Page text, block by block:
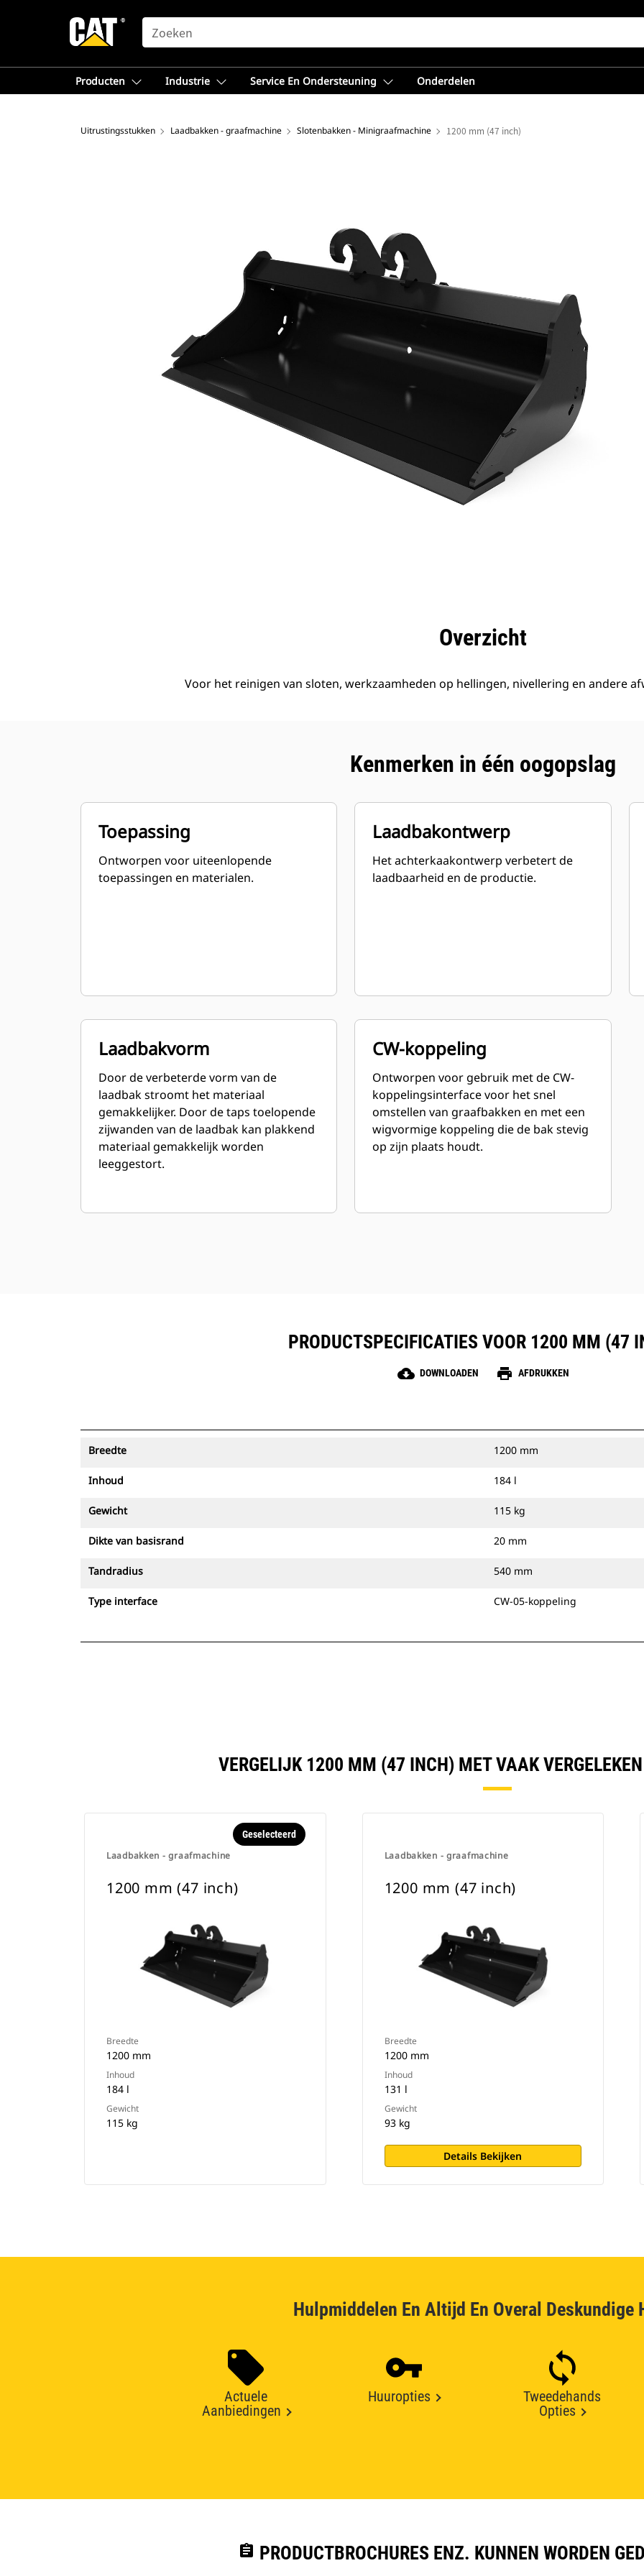
SEARCH
Producten Industrie Service En Ondersteuning Onderdelen
Uitrustingsstukken Laadbakken - graafmachine Slotenbakken - Minigraafmachine 1200 mm (47 inch)
Overzicht
Voor het reinigen van sloten, werkzaamheden op hellingen, nivellering en andere
Kenmerken in één oogopslag
Toepassing
Ontworpen voor uiteenlopende
toepassingen en materialen.
Laadbakontwerp
Het achterkaakontwerp verbetert de
laadbaarheid en de productie.
Laadbakvorm
Door de verbeterde vorm van de
laadbak stroomt het materiaal
gemakkelijker. Door de taps toelopende
zijwanden van de laadbak kan plakkend
materiaal gemakkelijk worden
leeggestort.
CW-koppeling
Ontworpen voor gebruik met de CW-
koppelingsinterface voor het snel
omstellen van graafbakken en met een
wigvormige koppeling die de bak stevig
op zijn plaats houdt.
PRODUCTSPECIFICATIES VOOR 1200 MM (47
cloud_download DOWNLOADEN print AFDRUKKEN
Breedte 1200 mm
Inhoud 184 l
Gewicht 115 kg
Dikte van basisrand 20 mm
Tandradius 540 mm
Type interface CW-05-koppeling
VERGELIJK 1200 MM (47 INCH) MET VAAK
Laadbakken - graafmachine
Geselecteerd
1200 mm (47 inch)
Breedte
1200 mm
Inhoud
184 l
Gewicht
115 kg
Laadbakken - graafmachine
1200 mm (47 inch)
Breedte
1200 mm
Inhoud
131 l
Gewicht
93 kg
Details Bekijken
Hulpmiddelen En Altijd En Overal Deskundige
Actuele
Aanbiedingen
Huuropties
Tweedehands
Opties
assignment PRODUCTBROCHURES ENZ. KUNNEN WORDEN